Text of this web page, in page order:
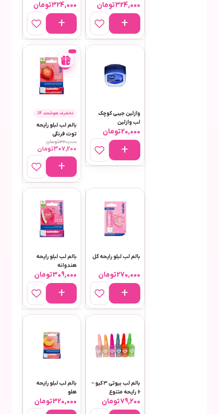
324,000تومان 324,000تومان
وازلین جیبی کوچک
لب وازلین
20,000تومان
-
4%
تخفیف هوشمند 4٪
بالم لب لبلو رایحه
توت فرنگی
320,000تومان
307,200تومان
بالم لب لبلو رایحه گل
270,000تومان
بالم لب لبلو رایحه
هندوانه
309,000تومان
بالم لب بیوتی 3 کیو –
6 رایحه متنوع
79,200تومان
بالم لب لبلو رایحه
هلو
320,000تومان